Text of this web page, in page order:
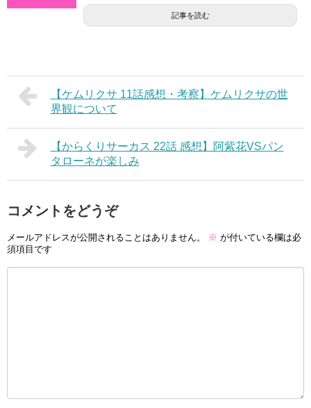
記事を読む
【ケムリクサ 11話感想・考察】ケムリクサの世
界観について
【からくりサーカス 22話 感想】阿紫花VSパン
タローネが楽しみ
コメントをどうぞ
メールアドレスが公開されることはありません。 ※ が付いている欄は必
須項目です